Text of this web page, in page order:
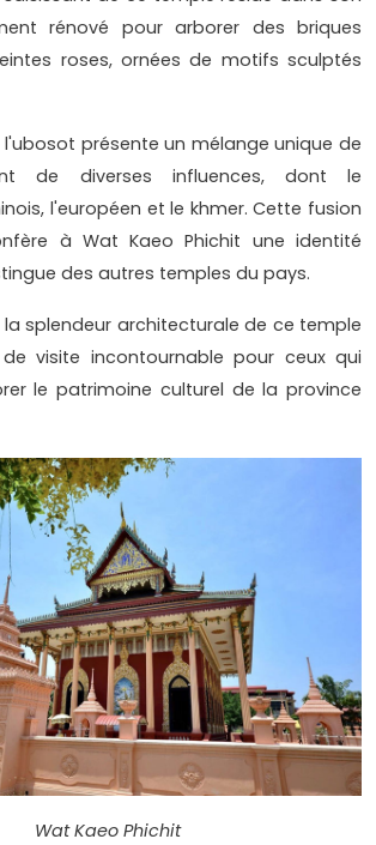
rénové pour arborer des briques
roses, ornées de motifs sculptés
présente un mélange unique de
de diverses influences, dont le
l'européen et le khmer. Cette fusion
à Wat Kaeo Phichit une identité
des autres temples du pays.
la splendeur architecturale de ce temple
visite incontournable pour ceux qui
le patrimoine culturel de la province
Wat Kaeo Phichit